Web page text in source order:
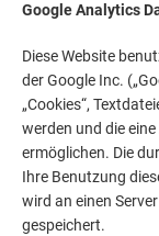
Google Analytics
Diese Website
der Google Inc.
„Cookies“,
werden und die
ermöglichen. Die
Ihre Benutzung
wird an einen
gespeichert.